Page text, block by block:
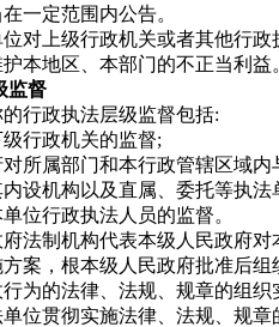
一定范围内公告。
级行政机关或者其他行政
本地区、本部门的不正当利益
监督
政执法层级监督包括:
行政机关的监督;
属部门和本行政管辖区域内
机构以及直属、委托等执法
行政执法人员的监督。
制机构代表本级人民政府对
，根本级人民政府批准后组
的法律、法规、规章的组织
贯彻实施法律、法规、规章